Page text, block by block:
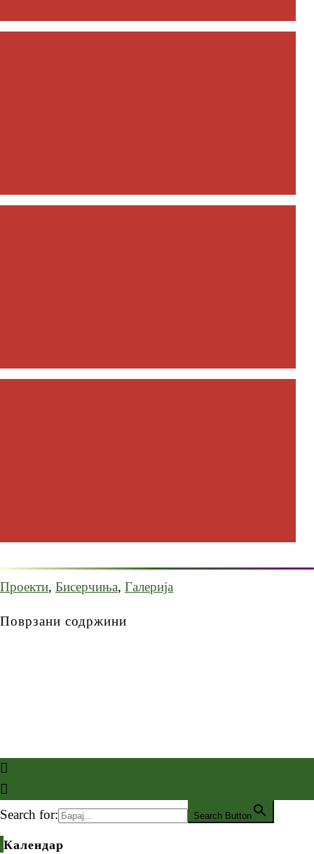
Проекти, Бисерчиња, Галерија
Поврзани содржини
Search for: Search Button
Календар